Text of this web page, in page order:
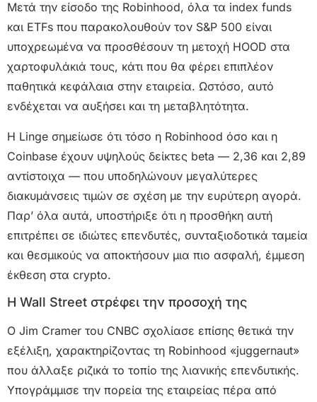
Μετά την είσοδο της Robinhood, όλα τα index funds
και ETFs που παρακολουθούν τον S&P 500 είναι
υποχρεωμένα να προσθέσουν τη μετοχή HOOD στα
χαρτοφυλάκιά τους, κάτι που θα φέρει επιπλέον
παθητικά κεφάλαια στην εταιρεία. Ωστόσο, αυτό
ενδέχεται να αυξήσει και τη μεταβλητότητα.
Η Linge σημείωσε ότι τόσο η Robinhood όσο και η
Coinbase έχουν υψηλούς δείκτες beta — 2,36 και 2,89
αντίστοιχα — που υποδηλώνουν μεγαλύτερες
διακυμάνσεις τιμών σε σχέση με την ευρύτερη αγορά.
Παρ’ όλα αυτά, υποστήριξε ότι η προσθήκη αυτή
επιτρέπει σε ιδιώτες επενδυτές, συνταξιοδοτικά ταμεία
και θεσμικούς να αποκτήσουν μια πιο ασφαλή, έμμεση
έκθεση στα crypto.
Η Wall Street στρέφει την προσοχή της
Ο Jim Cramer του CNBC σχολίασε επίσης θετικά την
εξέλιξη, χαρακτηρίζοντας τη Robinhood «juggernaut»
που άλλαξε ριζικά το τοπίο της λιανικής επενδυτικής.
Υπογράμμισε την πορεία της εταιρείας πέρα από